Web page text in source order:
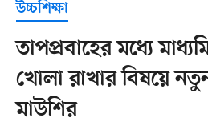
উচ্চশিক্ষা
তাপপ্রবাহের মধ্যে
খোলা রাখার বিষয়ে নতুন
মাউশির